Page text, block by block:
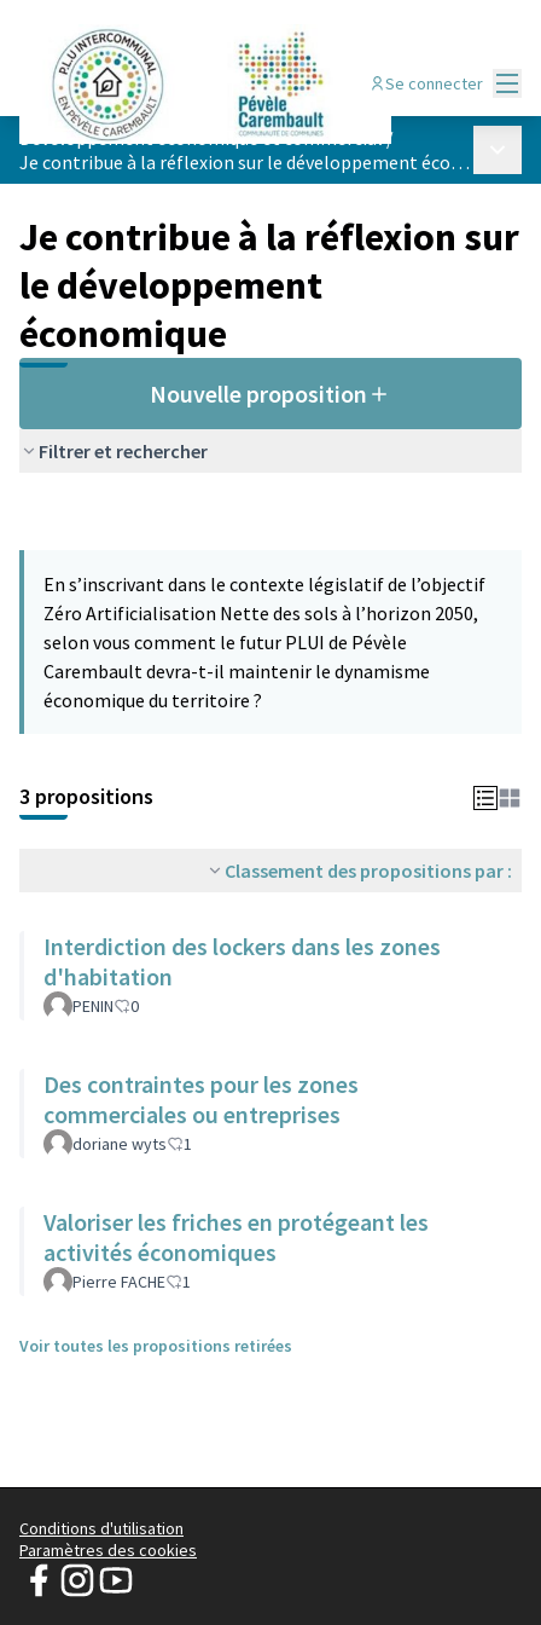
Se connecter
Développement économique et commercial/
Je contribue à la réflexion sur le développement économique
Je contribue à la réflexion sur
le développement
économique
Nouvelle proposition
Filtrer et rechercher
En s’inscrivant dans le contexte législatif de l’objectif
Zéro Artificialisation Nette des sols à l’horizon 2050,
selon vous comment le futur PLUI de Pévèle
Carembault devra-t-il maintenir le dynamisme
économique du territoire ?
3 propositions
Classement des propositions par :
Interdiction des lockers dans les zones
d'habitation
PENIN 0
Des contraintes pour les zones
commerciales ou entreprises
doriane wyts 1
Valoriser les friches en protégeant les
activités économiques
Pierre FACHE 1
Voir toutes les propositions retirées
Conditions d'utilisation
Paramètres des cookies
Pévèle Carembault - PLUi sur Facebook
Pévèle Carembault - PLUi sur Instagram
Pévèle Carembault - PLUi sur YouTube